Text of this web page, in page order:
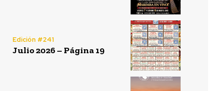
Edición #241
Julio 2026 – Página 19